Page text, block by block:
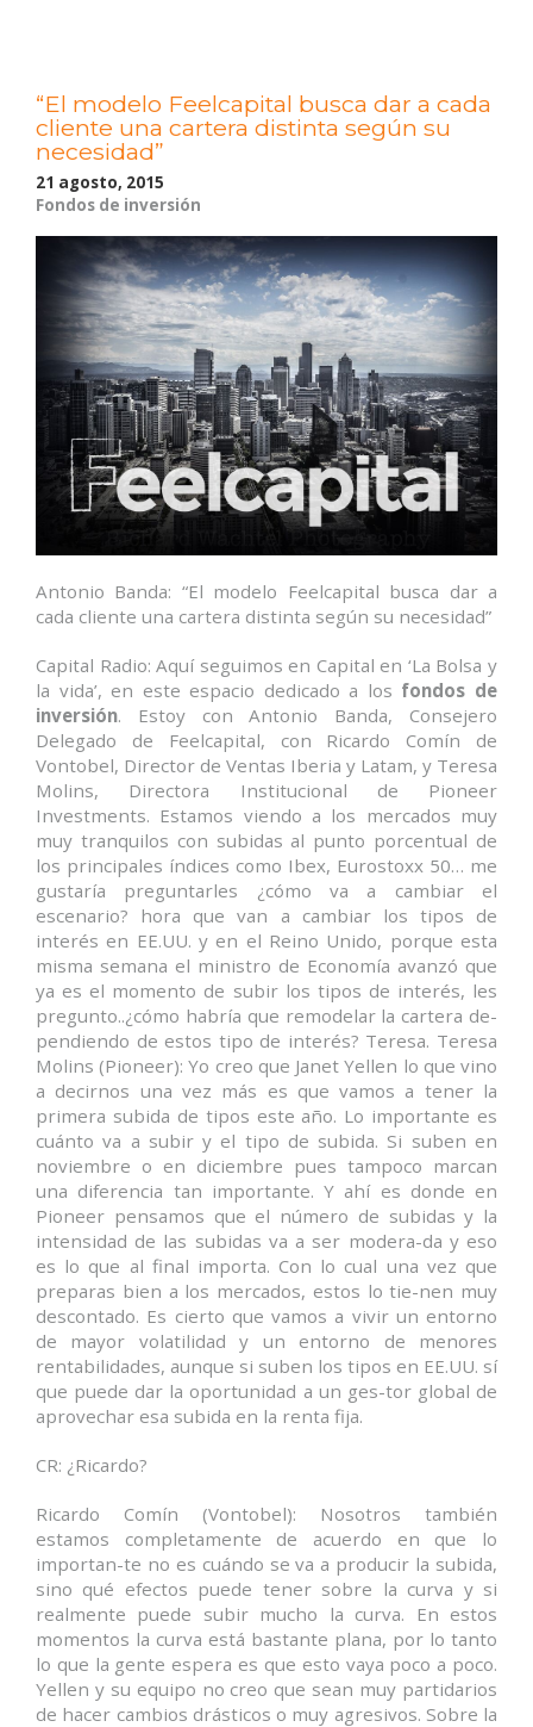
“El modelo Feelcapital busca dar a cada
cliente una cartera distinta según su
necesidad”
21 agosto, 2015
Fondos de inversión
Antonio Banda: “El modelo Feelcapital busca dar a
cada cliente una cartera distinta según su necesidad”
Capital Radio: Aquí seguimos en Capital en ‘La Bolsa y
la vida’, en este espacio dedicado a los fondos de
inversión. Estoy con Antonio Banda, Consejero
Delegado de Feelcapital, con Ricardo Comín de
Vontobel, Director de Ventas Iberia y Latam, y Teresa
Molins, Directora Institucional de Pioneer
Investments. Estamos viendo a los mercados muy
muy tranquilos con subidas al punto porcentual de
los principales índices como Ibex, Eurostoxx 50… me
gustaría preguntarles ¿cómo va a cambiar el
escenario? hora que van a cambiar los tipos de
interés en EE.UU. y en el Reino Unido, porque esta
misma semana el ministro de Economía avanzó que
ya es el momento de subir los tipos de interés, les
pregunto..¿cómo habría que remodelar la cartera de-
pendiendo de estos tipo de interés? Teresa. Teresa
Molins (Pioneer): Yo creo que Janet Yellen lo que vino
a decirnos una vez más es que vamos a tener la
primera subida de tipos este año. Lo importante es
cuánto va a subir y el tipo de subida. Si suben en
noviembre o en diciembre pues tampoco marcan
una diferencia tan importante. Y ahí es donde en
Pioneer pensamos que el número de subidas y la
intensidad de las subidas va a ser modera-da y eso
es lo que al final importa. Con lo cual una vez que
preparas bien a los mercados, estos lo tie-nen muy
descontado. Es cierto que vamos a vivir un entorno
de mayor volatilidad y un entorno de menores
rentabilidades, aunque si suben los tipos en EE.UU. sí
que puede dar la oportunidad a un ges-tor global de
aprovechar esa subida en la renta fija.
CR: ¿Ricardo?
Ricardo Comín (Vontobel): Nosotros también
estamos completamente de acuerdo en que lo
importan-te no es cuándo se va a producir la subida,
sino qué efectos puede tener sobre la curva y si
realmente puede subir mucho la curva. En estos
momentos la curva está bastante plana, por lo tanto
lo que la gente espera es que esto vaya poco a poco.
Yellen y su equipo no creo que sean muy partidarios
de hacer cambios drásticos o muy agresivos. Sobre la